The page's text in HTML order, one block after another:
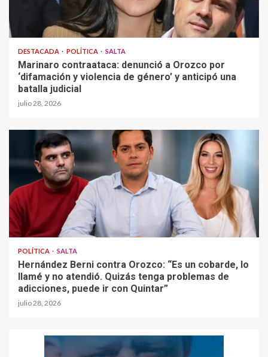
DESTACADA POLÍTICA SALTA
Marinaro contraataca: denunció a Orozco por
‘difamación y violencia de género’ y anticipó una
batalla judicial
julio 28, 2026
POLÍTICA SALTA
Hernández Berni contra Orozco: “Es un cobarde, lo
llamé y no atendió. Quizás tenga problemas de
adicciones, puede ir con Quintar”
julio 28, 2026